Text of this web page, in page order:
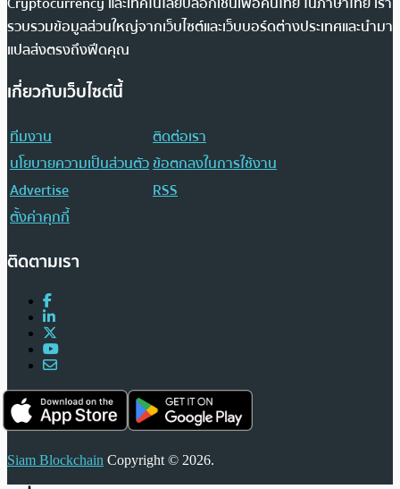
รวบรวมข้อมูลส่วนใหญ่จากเว็บไซต์และเว็บบอร์ดต่างประเทศและนำมา
แปลส่งตรงถึงฟีดคุณ
เกี่ยวกับเว็บไซต์นี้
ทีมงาน
ติดต่อเรา
นโยบายความเป็นส่วนตัวข้อตกลงในการใช้งาน
Advertise
RSS
ตั้งค่าคุกกี้
ติดตามเรา
Siam Blockchain Copyright © 2026.